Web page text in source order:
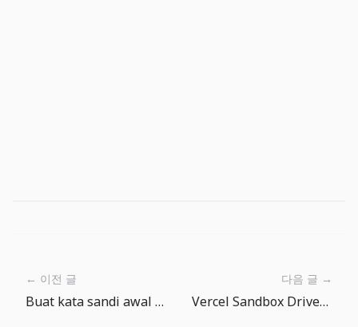
← 이전 글
Buat kata sandi awal yang aman untuk akun outsourcing Anda dengan pembuat kata sandi.
다음 글 →
Vercel Sandbox Drives: workspace persisten mulai jadi fondasi agen AI